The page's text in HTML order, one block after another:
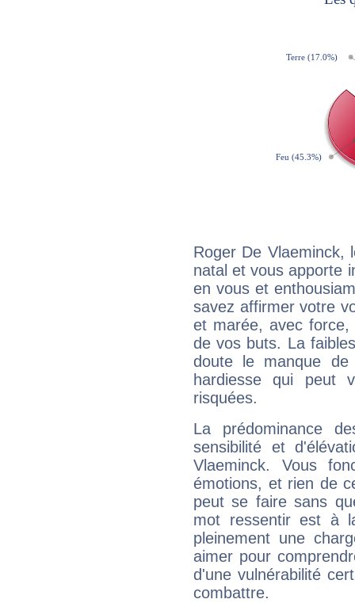
Roger De Vlaeminck,
natal et vous apporte
en vous et
savez affirmer votre
et marée, avec
de vos buts. La
doute le manque
hardiesse qui peut
risquées.
La prédominance
sensibilité et
Vlaeminck. Vous
émotions, et rien de
peut se faire sans
mot ressentir est à
pleinement une
aimer pour
d'une vulnérabilité
combattre.